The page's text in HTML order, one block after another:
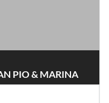
PIO & MARINA